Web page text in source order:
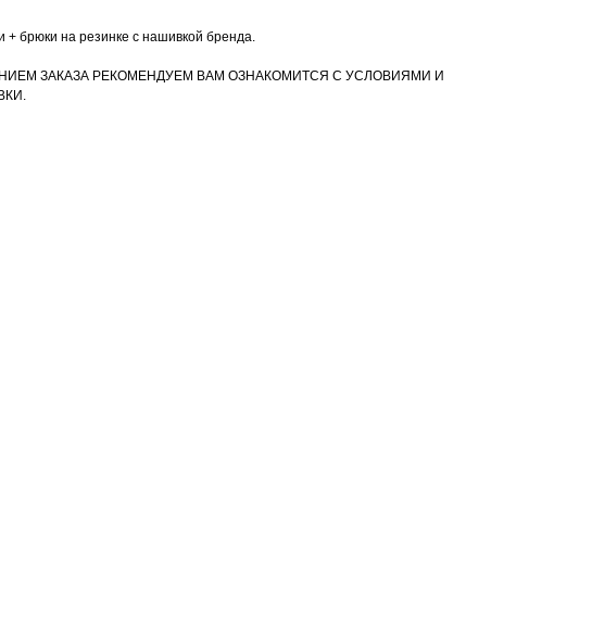
+ брюки на резинке с нашивкой бренда.
ЗАКАЗА РЕКОМЕНДУЕМ ВАМ ОЗНАКОМИТСЯ С УСЛОВИЯМИ И